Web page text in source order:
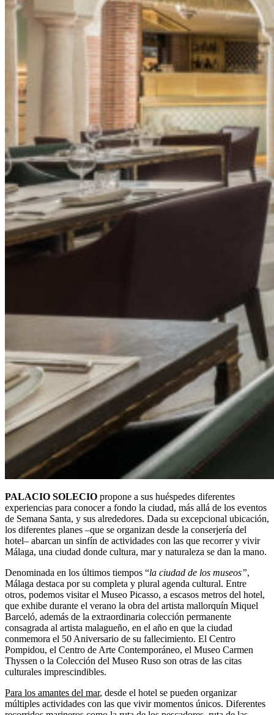
PALACIO SOLECIO propone a sus huéspedes diferentes
experiencias para conocer a fondo la ciudad, más allá de los eventos
de Semana Santa, y sus alrededores. Dada su excepcional ubicación,
los diferentes planes –que se organizan desde la conserjería del
hotel– abarcan un sinfín de actividades con las que recorrer y vivir
Málaga, una ciudad donde cultura, mar y naturaleza se dan la mano.
Denominada en los últimos tiempos “la ciudad de los museos”,
Málaga destaca por su completa y plural agenda cultural. Entre
otros, podemos visitar el Museo Picasso, a escasos metros del hotel,
que exhibe durante el verano la obra del artista mallorquín Miquel
Barceló, además de la extraordinaria colección permanente
consagrada al artista malagueño, en el año en que la ciudad
conmemora el 50 Aniversario de su fallecimiento. El Centro
Pompidou, el Centro de Arte Contemporáneo, el Museo Carmen
Thyssen o la Colección del Museo Ruso son otras de las citas
culturales imprescindibles.
Para los amantes del mar, desde el hotel se pueden organizar
múltiples actividades con las que vivir momentos únicos. Diferentes